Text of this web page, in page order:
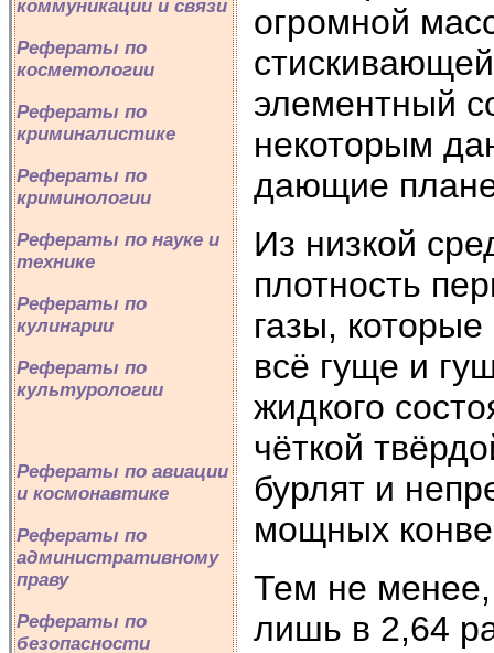
коммуникации и связи
Рефераты по
косметологии
Рефераты по
криминалистике
Рефераты по
криминологии
Рефераты по науке и
технике
Рефераты по
кулинарии
Рефераты по
культурологии
Рефераты по авиации
и космонавтике
Рефераты по
административному
праву
Рефераты по
безопасности
огромной
элементный
некоторым
дающие
Из низкой
плотность
газы,
всё гуще и
жидкого
чёткой
бурлят и
мощных
Тем не
лишь в 2,64